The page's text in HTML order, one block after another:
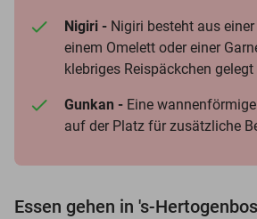
Nigiri - Nigiri besteht aus
einem Omelett oder einer
klebriges Reispäckchen gelegt
Gunkan - Eine
auf der Platz für zusätzliche
Essen gehen in 's-